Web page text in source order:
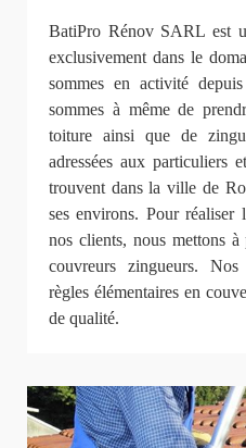
BatiPro Rénov SARL est
exclusivement dans le
sommes en activité
sommes à même de
toiture ainsi que de
adressées aux particuliers
trouvent dans la ville de
ses environs. Pour réaliser
nos clients, nous mettons
couvreurs zingueurs. Nos
règles élémentaires en
de qualité.